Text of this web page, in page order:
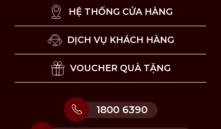
hưởng đầy đủ chế độ bảo hành và dịch vụ hậu mãi
của chúng tôi.
HỆ THỐNG CỬA HÀNG
DỊCH VỤ KHÁCH HÀNG
VOUCHER QUÀ TẶNG
1800 6390